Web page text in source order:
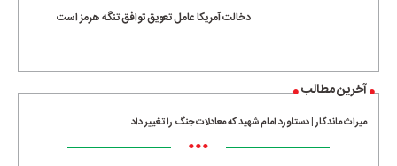
دخالت آمریکا عامل تعویق توافق تنگه هرمز است
آخرین مطالب
میراث ماندگار | دستاورد امام شهید که معادلات جنگ را تغییر داد
•••